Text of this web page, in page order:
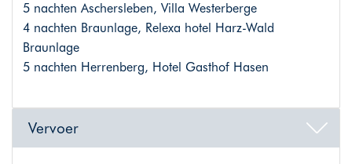
5 nachten Aschersleben, Villa Westerberge
4 nachten Braunlage, Relexa hotel Harz-Wald
Braunlage
5 nachten Herrenberg, Hotel Gasthof Hasen
Vervoer